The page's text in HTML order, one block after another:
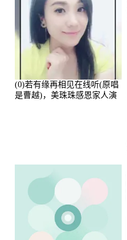
(0)若有缘再相见在线听(原唱
是曹越)，美珠珠感恩家人演